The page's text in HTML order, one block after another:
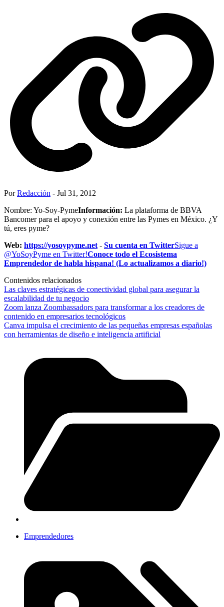
PorRedacción - Jul 31, 2012
Nombre: Yo-Soy-PymeInformación: La plataforma de BBVA
Bancomer para el apoyo y conexión entre las Pymes en México. ¿Y
tú, eres pyme?
Web: https://yosoypyme.net- Su cuenta en TwitterSigue a
@YoSoyPyme en Twitter!Conoce todo el Ecosistema
Emprendedor de habla hispana! (Lo actualizamos a diario!)
Contenidos relacionados
Las claves estratégicas de conectividad global para asegurar la
escalabilidad de tu negocio
Zoom lanza Zoombassadors para transformar a los creadores de
contenido en empresarios tecnológicos
Canva impulsa el crecimiento de las pequeñas empresas españolas
con herramientas de diseño e inteligencia artificial
Emprendedores